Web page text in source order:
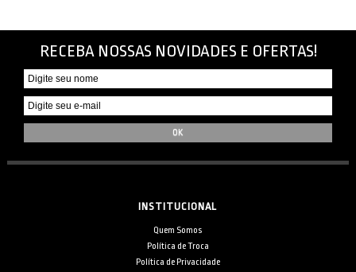
RECEBA NOSSAS NOVIDADES E OFERTAS!
INSTITUCIONAL
Quem Somos
Política de Troca
Política de Privacidade